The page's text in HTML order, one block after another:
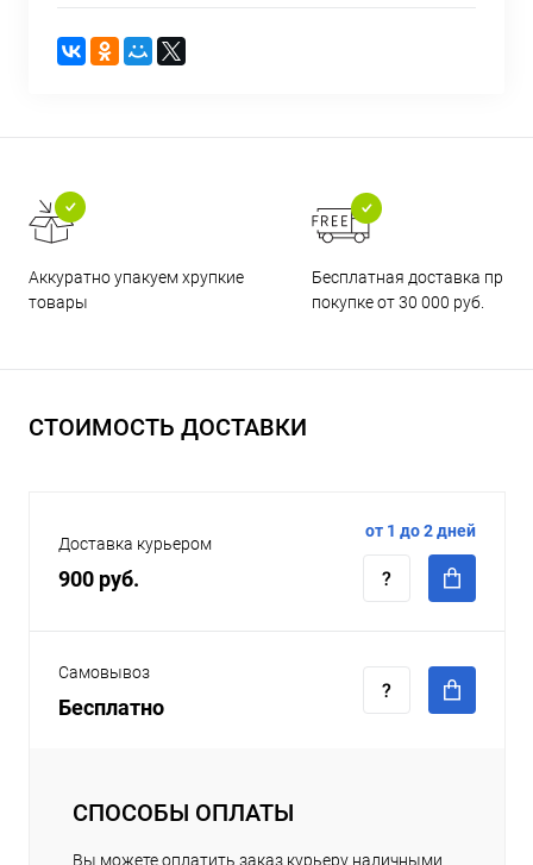
Аккуратно упакуем хрупкие
товары
Бесплатная доставка при
покупке от 30 000 руб.
СТОИМОСТЬ ДОСТАВКИ
Доставка курьером
900 руб.
от 1 до 2 дней
Самовывоз
Бесплатно
СПОСОБЫ ОПЛАТЫ
Вы можете оплатить заказ курьеру наличными